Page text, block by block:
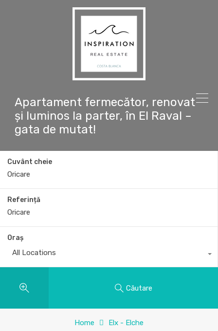
Apartament fermecător, renovat
și luminos la parter, în El Raval –
gata de mutat!
Cuvânt cheie
Referință
Oraș
All Locations
Căutare
Home Elx - Elche